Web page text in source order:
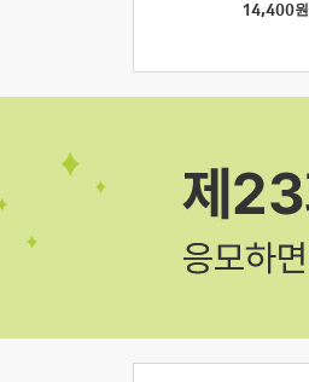
14,400원